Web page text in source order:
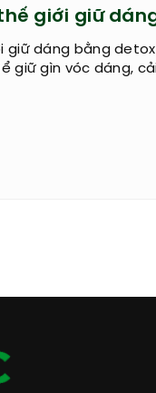
giới giữ
giữ dáng bằng
giữ gìn vóc dáng,